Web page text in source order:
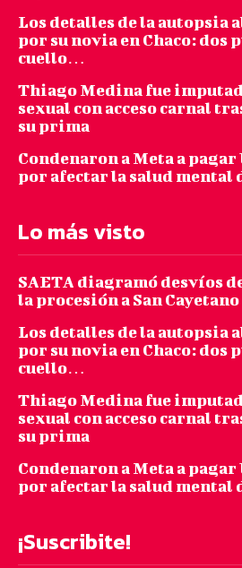
Los detalles de la autopsia
por su novia en Chaco: dos
cuello…
Thiago Medina fue
sexual con acceso carnal
su prima
Condenaron a Meta a
por afectar la salud mental
Lo más visto
SAETA diagramó desvíos
la procesión a San Cayetano
Los detalles de la autopsia
por su novia en Chaco: dos
cuello…
Thiago Medina fue
sexual con acceso carnal
su prima
Condenaron a Meta a
por afectar la salud mental
¡Suscribite!